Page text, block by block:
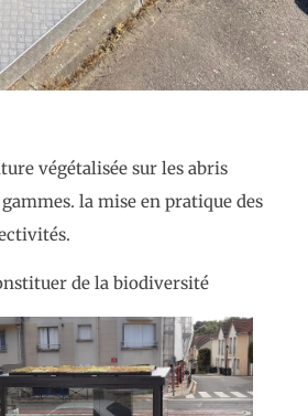
végétalisée sur les abris
la mise en pratique des
de la biodiversité